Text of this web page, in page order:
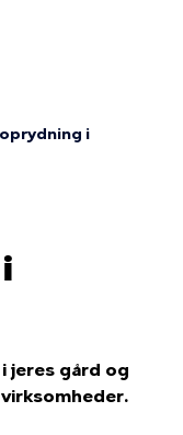
i
jeres gård og